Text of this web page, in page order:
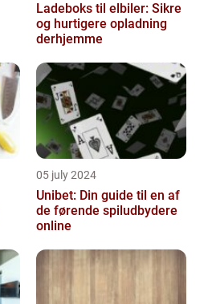
Ladeboks til elbiler: Sikre
og hurtigere opladning
derhjemme
05 july 2024
Unibet: Din guide til en af
de førende spiludbydere
online